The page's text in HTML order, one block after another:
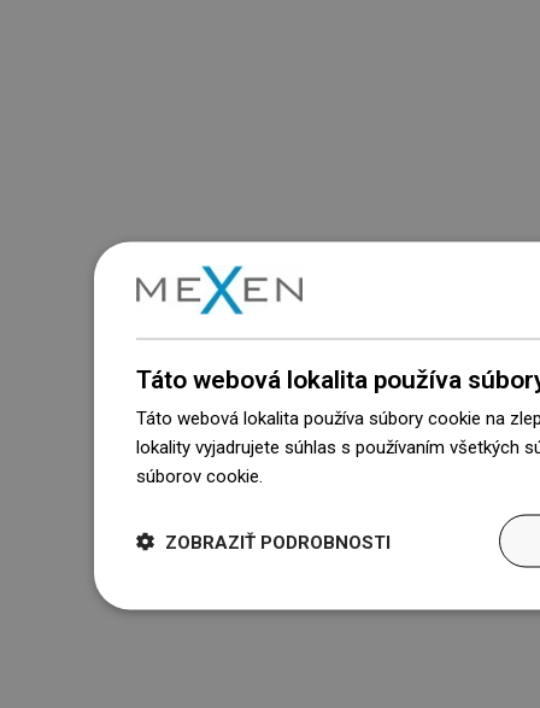
Táto webová lokalita používa
Táto webová lokalita používa súbory cookie na
lokality vyjadrujete súhlas s používaním všetkých
súborov cookie.
ZOBRAZIŤ PODROBNOSTI